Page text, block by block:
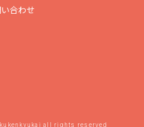
合わせ
all rights reserved